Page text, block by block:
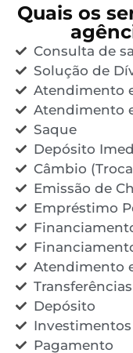
Quais os
Consulta de
Solução de
Atendimento
Atendimento
Saque
Depósito
Câmbio
Emissão de
Empréstimo
Atendimento
Transferências
Depósito
Investimentos
Pagamento